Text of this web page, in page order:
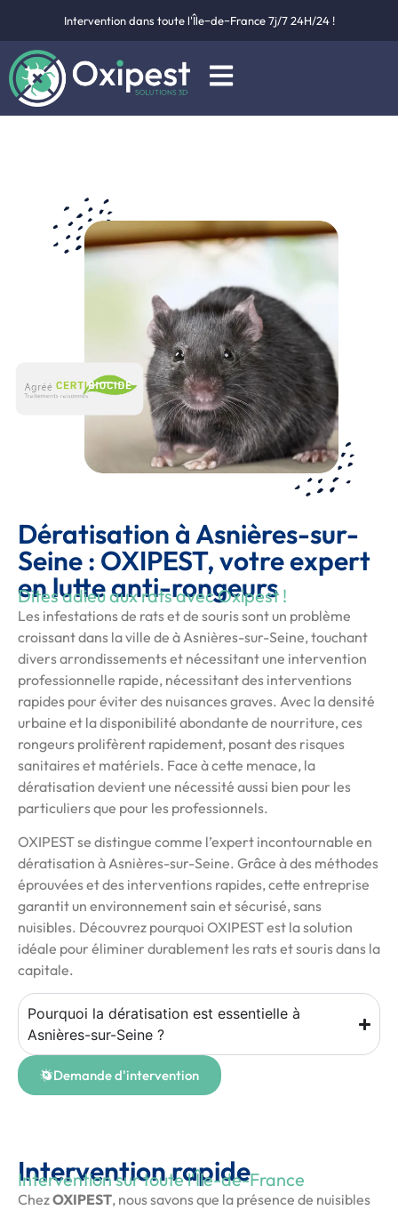
Intervention dans toute l'Île−de−France 7j/7 24H/24 !
Dératisation à Asnières-sur-
Seine : OXIPEST, votre expert
en lutte anti-rongeurs
Dites adieu aux rats avec Oxipest !
Les infestations de rats et de souris sont un problème
croissant dans la ville de à Asnières-sur-Seine, touchant
divers arrondissements et nécessitant une intervention
professionnelle rapide, nécessitant des interventions
rapides pour éviter des nuisances graves. Avec la densité
urbaine et la disponibilité abondante de nourriture, ces
rongeurs prolifèrent rapidement, posant des risques
sanitaires et matériels. Face à cette menace, la
dératisation devient une nécessité aussi bien pour les
particuliers que pour les professionnels.
OXIPEST se distingue comme l’expert incontournable en
dératisation à Asnières-sur-Seine. Grâce à des méthodes
éprouvées et des interventions rapides, cette entreprise
garantit un environnement sain et sécurisé, sans
nuisibles. Découvrez pourquoi OXIPEST est la solution
idéale pour éliminer durablement les rats et souris dans la
capitale.
Pourquoi la dératisation est essentielle à
Asnières-sur-Seine ?
Demande d'intervention
Intervention rapide
Intervention sur toute l'Île-de-France
ChezOXIPEST, nous savons que la présence de nuisibles